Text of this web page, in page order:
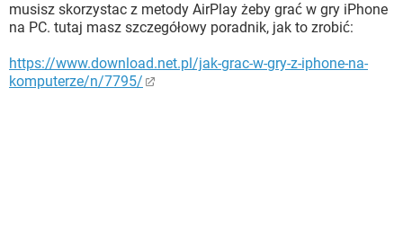
musisz skorzystac z metody AirPlay żeby grać w gry iPhone
na PC. tutaj masz szczegółowy poradnik, jak to zrobić:
https://www.download.net.pl/jak-grac-w-gry-z-iphone-na-
komputerze/n/7795/